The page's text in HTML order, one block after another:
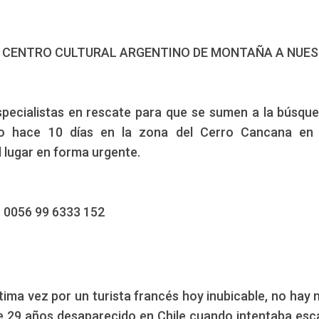
CULTURAL ARGENTINO DE MONTAÑA A
en rescate para que se sumen a la
hace 10 días en la zona del Cerro Cancana en
lugar en forma urgente.
0056 99 6333 152
vez por un turista francés hoy inubicable, no hay
años desaparecido en Chile cuando intentaba